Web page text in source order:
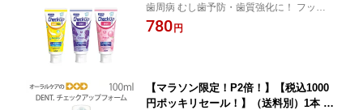
可】
歯周病 むし歯予防・歯質強化に！ フッ素・
配合ジェル 研磨剤なし
780 円
【マラソン限定！P2倍！】【税込1000
円ポッキリセール！】（送料別）1本 D